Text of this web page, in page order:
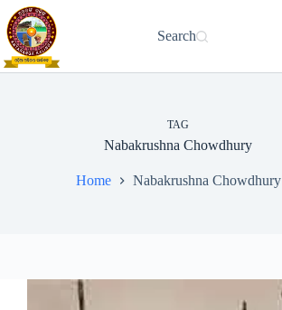
Skip
to
content
Search
TAG
Nabakrushna Chowdhury
Home Nabakrushna Chowdhury